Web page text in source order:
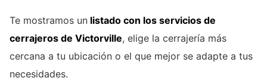
Te mostramos un listado con los servicios de
cerrajeros de Victorville, elige la cerrajería más
cercana a tu ubicación o el que mejor se adapte a tus
necesidades.